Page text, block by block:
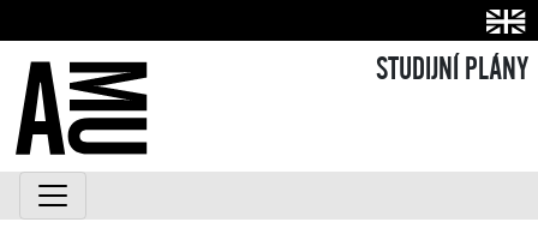
STUDIJNÍ PLÁNY